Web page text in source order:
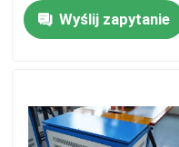
O nas
Wyślij zapytanie